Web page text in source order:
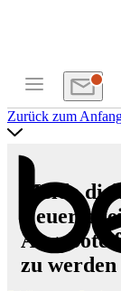
Zurück zum
Melde
Angebote
zu werden